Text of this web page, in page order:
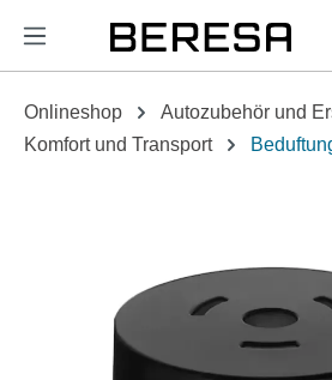
springen
Onlineshop
Autozubehör und
Komfort und Transport